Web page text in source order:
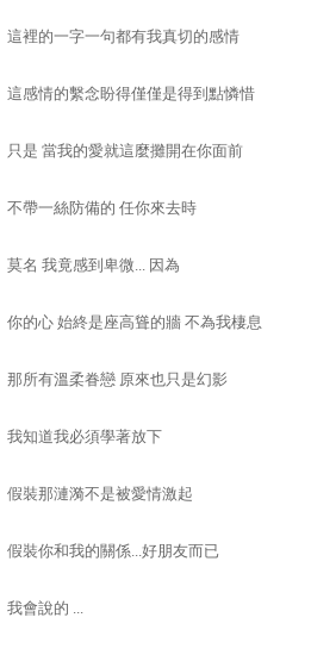
這裡的一字一句都有我真切的感情
這感情的繫念盼得僅僅是得到點憐惜
只是 當我的愛就這麼攤開在你面前
不帶一絲防備的 任你來去時
莫名 我竟感到卑微... 因為
你的心 始終是座高聳的牆 不為我棲息
那所有溫柔眷戀 原來也只是幻影
我知道我必須學著放下
假裝那漣漪不是被愛情激起
假裝你和我的關係...好朋友而已
我會說的 ...